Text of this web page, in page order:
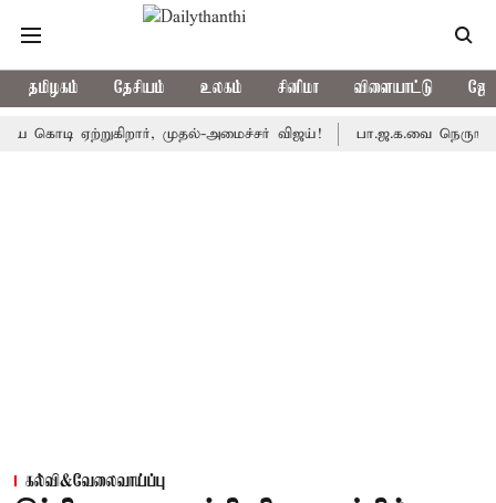
தமிழகம் தேசியம் உலகம் சினிமா விளையாட்டு
ஏற்றுகிறார், முதல்-அமைச்சர் விஜய்! பா.ஜ.க.வை
கல்வி&வேலைவாய்ப்பு